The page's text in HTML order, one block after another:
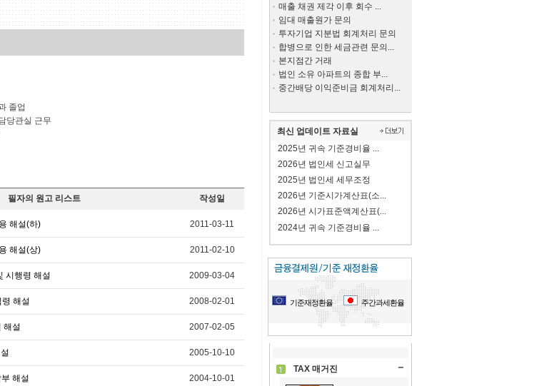
졸업
당관실 근무
필자의 원고 리스트 작성일
해설(하) 2011-03-11
해설(상) 2011-02-10
시행령 해설 2009-03-04
해설 2008-02-01
해설 2007-02-05
2005-10-10
해설 2004-10-01
매출 채권 제각 이후 회수 ...
임대 매출원가 문의
투자기업 지분법 회계처리 문의
합병으로 인한 세금관련 문의...
본지점간 거래
법인 소유 아파트의 종합 부...
중간배당 이익준비금 회계처리...
최신 업데이트 자료실
2025년 귀속 기준경비율 ...
2026년 법인세 신고실무
2025년 법인세 세무조정
2026년 기준시가계산표(소...
2026년 시가표준액계산표(...
2024년 귀속 기준경비율 ...
기준재정환율 주간과세환율
TAX 매거진